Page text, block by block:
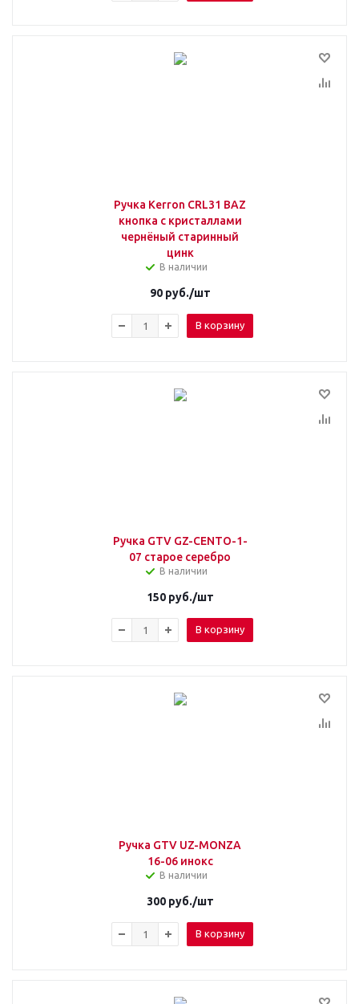
Ручка Kerron CRL31 BAZ
кнопка с кристаллами
чернёный старинный
цинк
В наличии
90руб./шт
В корзину
Ручка GTV GZ-CENTO-1-
07 старое серебро
В наличии
150руб./шт
В корзину
Ручка GTV UZ-MONZA
16-06 инокс
В наличии
300руб./шт
В корзину